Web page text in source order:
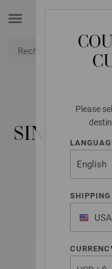
Please
SHIPPING
of